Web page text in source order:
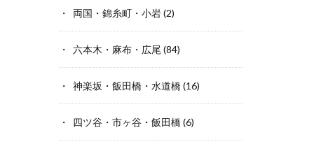
両国・錦糸町・小岩(2)
六本木・麻布・広尾 (84)
神楽坂・飯田橋・水道橋(16)
四ツ谷・市ヶ谷・飯田橋(6)